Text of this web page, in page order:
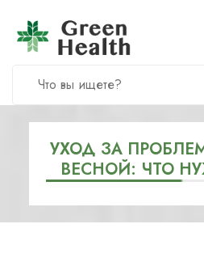
УХОД ЗА
ВЕСНОЙ: ЧТО